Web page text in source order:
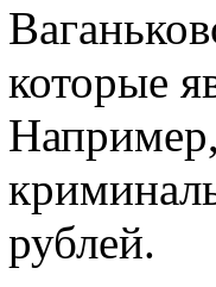
которые
рублей.